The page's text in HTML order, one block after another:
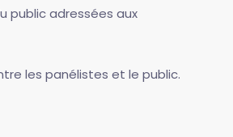
public adressées aux
les panélistes et le public.